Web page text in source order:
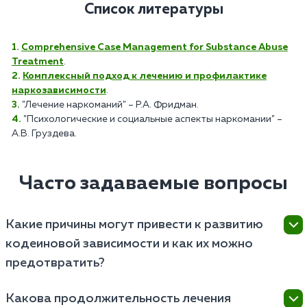
Список литературы
Comprehensive Case Management for Substance Abuse
Treatment.
Комплексный подход к лечению и профилактике
наркозависимости.
"Лечение наркоманий" – Р.А. Фридман.
"Психологические и социальные аспекты наркомании" –
А.В. Груздева.
Часто задаваемые вопросы
Какие причины могут привести к развитию
кодеиновой зависимости и как их можно
предотвратить?
обусловлено различными факторами, включая
Какова продолжительность лечения